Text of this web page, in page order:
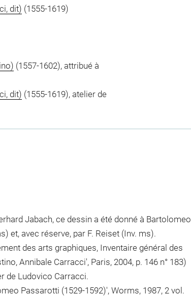
dit) (1555-1619)
(1557-1602), attribué à
dit) (1555-1619), atelier de
Jabach, ce dessin a été donné à Bartolomeo
et, avec réserve, par F. Reiset (Inv. ms).
des arts graphiques, Inventaire général des
Annibale Carracci', Paris, 2004, p. 146 n° 183)
de Ludovico Carracci.
Passarotti (1529-1592)', Worms, 1987, 2 vol.